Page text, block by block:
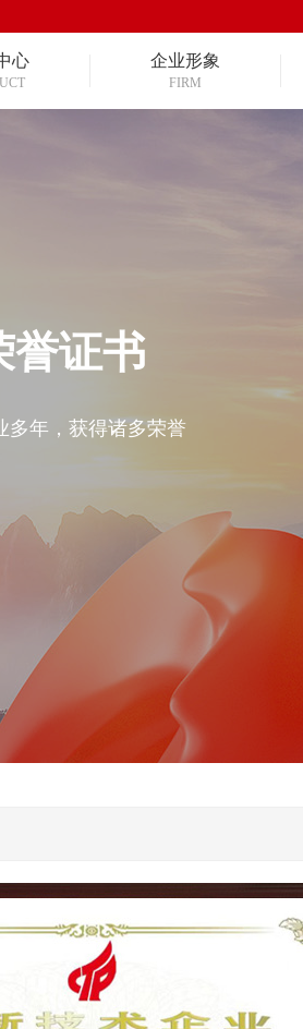
心 企业形象
FIRM
誉证书
年，获得诸多荣誉